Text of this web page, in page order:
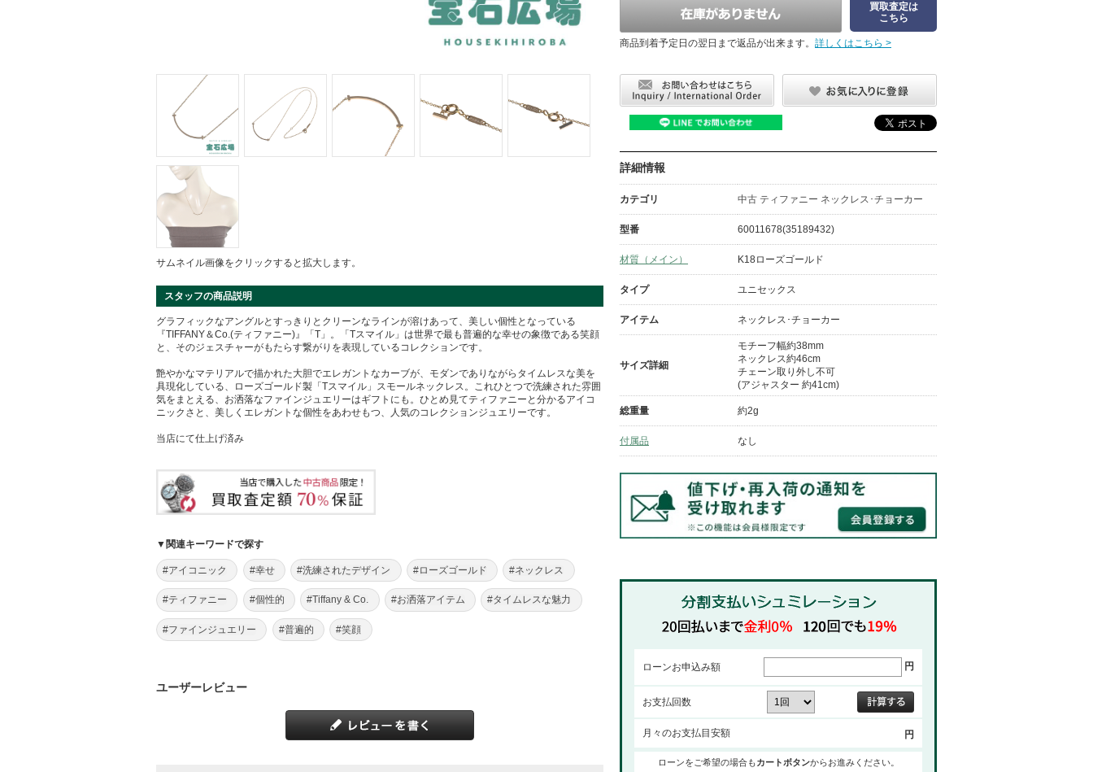
サムネイル画像をクリックすると拡大します。
スタッフの商品説明
グラフィックなアングルとすっきりとクリーンなラインが溶けあって、美しい個性となっている
『TIFFANY＆Co.(ティファニー)』「T」。「Tスマイル」は世界で最も普遍的な幸せの象徴である笑顔
と、そのジェスチャーがもたらす繋がりを表現しているコレクションです。
艶やかなマテリアルで描かれた大胆でエレガントなカーブが、モダンでありながらタイムレスな美を
具現化している、ローズゴールド製「Tスマイル」スモールネックレス。これひとつで洗練された雰囲
気をまとえる、お洒落なファインジュエリーはギフトにも。ひとめ見てティファニーと分かるアイコ
ニックさと、美しくエレガントな個性をあわせもつ、人気のコレクションジュエリーです。
当店にて仕上げ済み
▼関連キーワードで探す
#アイコニック #幸せ #洗練されたデザイン #ローズゴールド #ネックレス
#ティファニー #個性的 #Tiffany & Co. #お洒落アイテム #タイムレスな魅力
#ファインジュエリー #普遍的 #笑顔
ユーザーレビュー
買取査定は
こちら
商品到着予定日の翌日まで返品が出来ます。 詳しくはこちら >
詳細情報
カテゴリ 中古 ティファニー ネックレス･チョーカー
型番 60011678(35189432)
材質（メイン） K18ローズゴールド
タイプ ユニセックス
アイテム ネックレス･チョーカー
サイズ詳細
モチーフ幅約38mm
ネックレス約46cm
チェーン取り外し不可
(アジャスター 約41cm)
総重量 約2g
付属品 なし
ローンお申込み額 円
お支払回数
月々のお支払目安額 円
ローンをご希望の場合もカートボタンからお進みください。